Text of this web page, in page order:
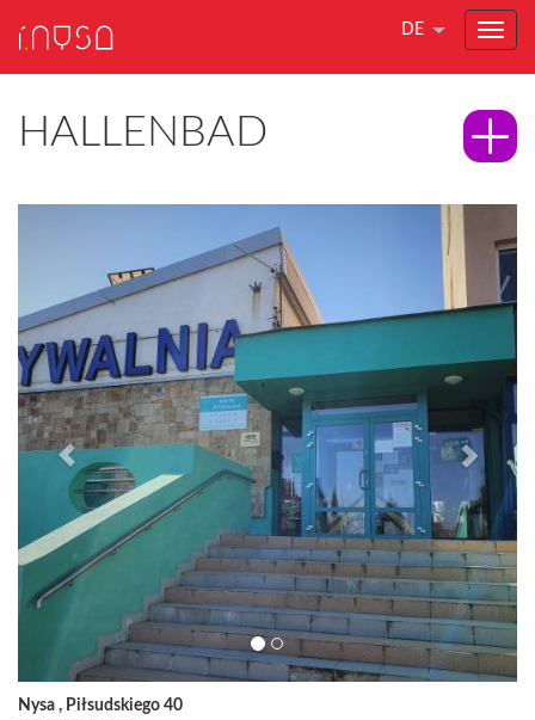
DE
HALLENBAD
Nysa , Piłsudskiego 40